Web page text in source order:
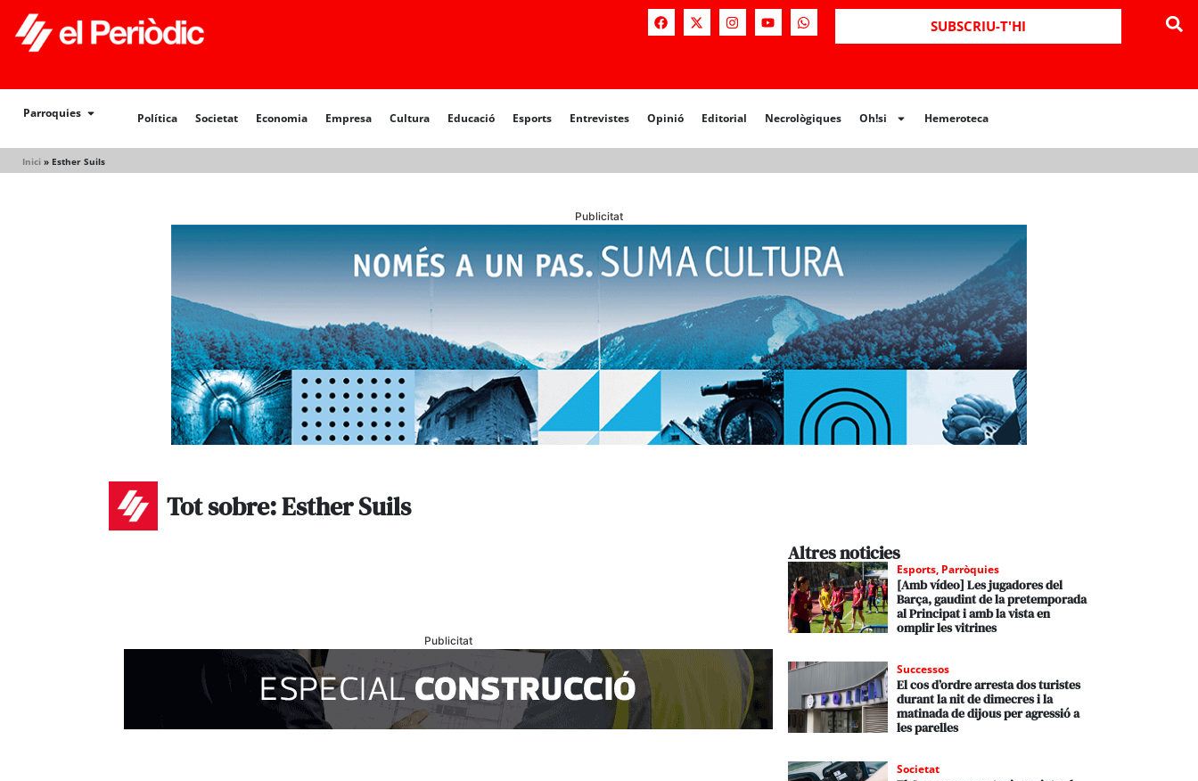
SUBSCRIU-T'HI
Parroquies Política Societat Economia Empresa Cultura Educació Esports Entrevistes Opinió Editorial Necrològiques Oh!si Hemeroteca
Inici » Esther Suils
Política Societat Opinió Editorial Necrològiques Hemeroteca
Publicitat
Tot sobre: Esther Suils
Publicitat
Altres noticies
Esports, Parròquies
[Amb vídeo] Les jugadores del
Barça, gaudint de la pretemporada
al Principat i amb la vista en
omplir les vitrines
Successos
El cos d’ordre arresta dos turistes
durant la nit de dimecres i la
matinada de dijous per agressió a
les parelles
Societat